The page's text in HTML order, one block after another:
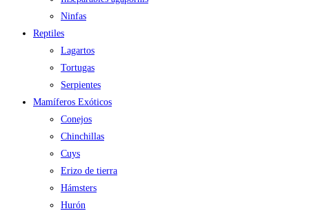
Ninfas
Reptiles
Lagartos
Tortugas
Serpientes
Mamíferos Exóticos
Conejos
Chinchillas
Cuys
Erizo de tierra
Hámsters
Hurón